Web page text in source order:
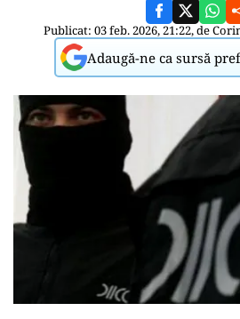
Publicat: 03 feb. 2026, 21:22, de
Adaugă-ne ca sursă